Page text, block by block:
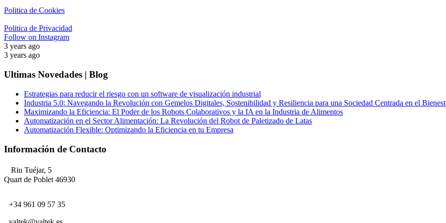
Politica de Cookies
Politica de Privacidad
Follow on Instagram
3 years ago
3 years ago
Ultimas Novedades | Blog
Estrategias para reducir el riesgo con un software de visualización industrial
Industria 5.0: Navegando la Revolución con Gemelos Digitales, Sostenibilidad y Resiliencia para una Sociedad Centrada en el
Maximizando la Eficiencia: El Poder de los Robots Colaborativos y la IA en la Industria de Alimentos
Automatización en el Sector Alimentación: La Revolución del Robot de Paletizado de Latas
Automatización Flexible: Optimizando la Eficiencia en tu Empresa
Información de Contacto
Riu Tuéjar, 5
Quart de Poblet 46930
+34 961 09 57 35